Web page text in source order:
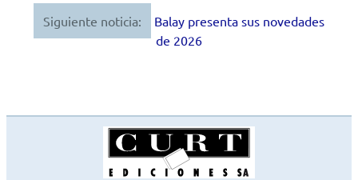
entradasSiguiente noticia:
Balay presenta sus novedades
de 2026